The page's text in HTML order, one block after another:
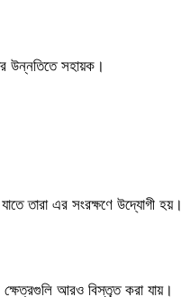
উন্নতিতে সহায়ক।
তারা এর সংরক্ষণে উদ্যোগী হয়।
ক্ষেত্রগুলি আরও বিস্তৃত করা যায়।